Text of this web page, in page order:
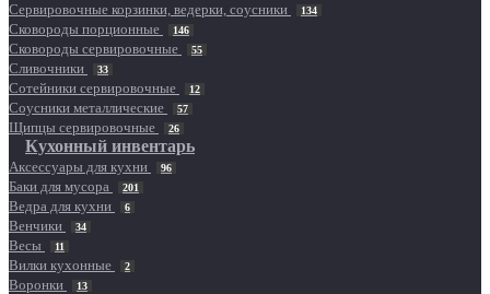
Сервировочные корзинки, ведерки, соусники 134
Сковороды порционные 146
Сковороды сервировочные 55
Сливочники 33
Сотейники сервировочные 12
Соусники металлические 57
Щипцы сервировочные 26
Кухонный инвентарь
Аксессуары для кухни 96
Баки для мусора 201
Ведра для кухни 6
Венчики 34
Весы 11
Вилки кухонные 2
Воронки 13